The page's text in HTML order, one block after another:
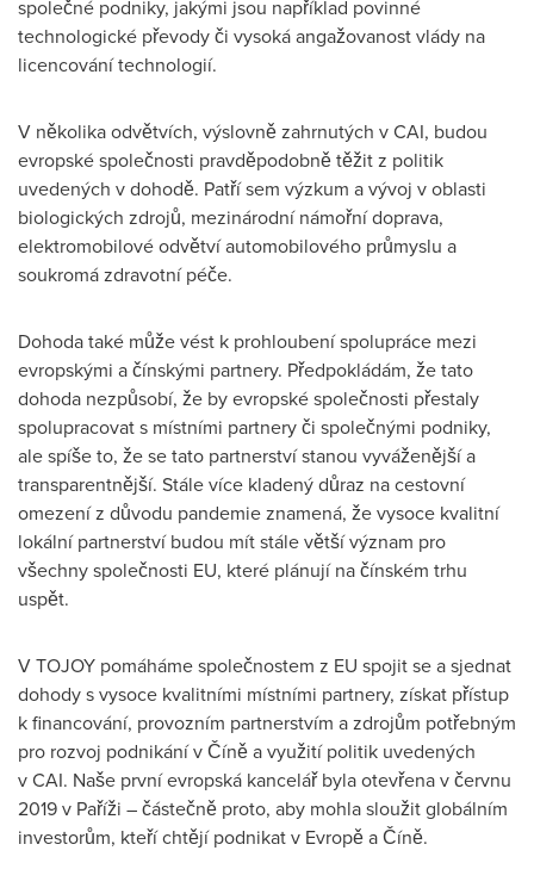
společné podniky, jakými jsou například povinné
technologické převody či vysoká angažovanost vlády na
licencování technologií.
V několika odvětvích, výslovně zahrnutých v CAI, budou
evropské společnosti pravděpodobně těžit z politik
uvedených v dohodě. Patří sem výzkum a vývoj v oblasti
biologických zdrojů, mezinárodní námořní doprava,
elektromobilové odvětví automobilového průmyslu a
soukromá zdravotní péče.
Dohoda také může vést k prohloubení spolupráce mezi
evropskými a čínskými partnery. Předpokládám, že tato
dohoda nezpůsobí, že by evropské společnosti přestaly
spolupracovat s místními partnery či společnými podniky,
ale spíše to, že se tato partnerství stanou vyváženější a
transparentnější. Stále více kladený důraz na cestovní
omezení z důvodu pandemie znamená, že vysoce kvalitní
lokální partnerství budou mít stále větší význam pro
všechny společnosti EU, které plánují na čínském trhu
uspět.
V TOJOY pomáháme společnostem z EU spojit se a sjednat
dohody s vysoce kvalitními místními partnery, získat přístup
k financování, provozním partnerstvím a zdrojům potřebným
pro rozvoj podnikání v Číně a využití politik uvedených
v CAI. Naše první evropská kancelář byla otevřena v červnu
2019 v Paříži – částečně proto, aby mohla sloužit globálním
investorům, kteří chtějí podnikat v Evropě a Číně.